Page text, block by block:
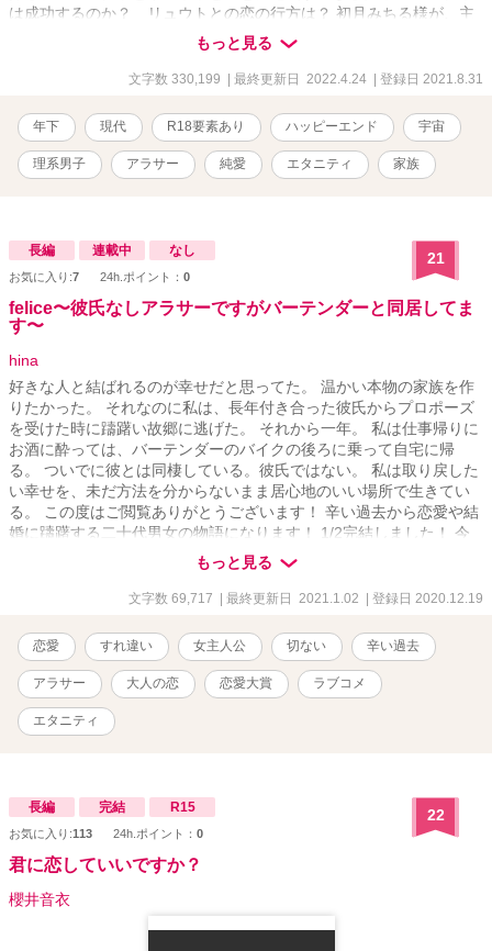
は成功するのか？ リュウトとの恋の行方は？ 初月みちる様が、主
人公の素芦那津美を美しく描いてくださいました。 最初のページに
もっと見る
文字数 330,199 | 最終更新日 2022.4.24 | 登録日 2021.8.31
年下 現代 R18要素あり ハッピーエンド 宇宙
理系男子 アラサー 純愛 エタニティ 家族
長編 連載中 なし
お気に入り:7 24h.ポイント： 0
21
felice〜彼氏なしアラサーですがバーテンダーと同居してま
す〜
hina
好きな人と結ばれるのが幸せだと思ってた。 温かい本物の家族を作
りたかった。 それなのに私は、長年付き合った彼氏からプロポーズ
を受けた時に躊躇い故郷に逃げた。 それから一年。 私は仕事帰りに
お酒に酔っては、バーテンダーのバイクの後ろに乗って自宅に帰
る。 ついでに彼とは同棲している。彼氏ではない。 私は取り戻した
い幸せを、未だ方法を分からないまま居心地のいい場所で生きてい
る。 この度はご閲覧ありがとうございます！ 辛い過去から恋愛や結
婚に躊躇する二十代男女の物語になります！ 1/2完結しました！ 今
後恋愛大賞に応募予定です。 もしよろしければお気に入りよろしく
もっと見る
文字数 69,717 | 最終更新日 2021.1.02 | 登録日 2020.12.19
恋愛 すれ違い 女主人公 切ない 辛い過去
アラサー 大人の恋 恋愛大賞 ラブコメ
エタニティ
長編 完結 R15
お気に入り:113 24h.ポイント： 0
22
君に恋していいですか？
櫻井音衣